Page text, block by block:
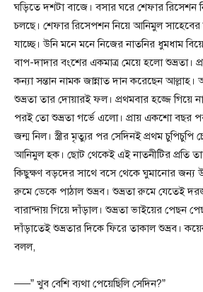
ঘড়িতে দশটা বাজে। বসার ঘরে শেফার রিসেশন
চলছে। শেফার রিসেপশন নিয়ে আনিমুল সাহেবের
যাচ্ছে। উনি মনে মনে নিজের নাতনির ধুমধাম
বাপ-দাদার বংশের একমাত্র মেয়ে হলো শুভ্রতা।
কন্যা সন্তান নামক জান্নাত দান করেছেন আল্লাহ।
শুভ্রতা তার দোয়ারই ফল। প্রথমবার হজ্জে গিয়ে
পরই তো শুভ্রতা গর্ভে এলো। প্রায় একশো বছর
জন্ম নিল। স্ত্রীর মৃত্যুর পর সেদিনই প্রথম চুপিচুপি
আনিমুল হক। ছোট থেকেই এই নাতনীটির প্রতি
কিছুক্ষণ বড়দের সাথে বসে থেকে ঘুমানোর জন্য
রুমে ডেকে পাঠাল শুভ্রব। শুভ্রতা রুমে যেতেই
বারান্দায় গিয়ে দাঁড়াল। শুভ্রতা ভাইয়ের পেছন
দাঁড়াতেই শুভ্রতার দিকে ফিরে তাকাল শুভ্রব।
বলল,
—–” খুব বেশি ব্যথা পেয়েছিলি সেদিন?”